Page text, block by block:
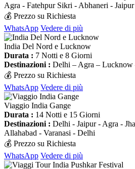
Agra - Fatehpur Sikri - Abhaneri -
💰 Prezzo su Richiesta
WhatsApp Vedere di più
India Del Nord e Lucknow
Durata : 7 Notti e 8 Giorni
Destinazioni : Delhi – Agra – Lucknow
💰 Prezzo su Richiesta
WhatsApp Vedere di più
Viaggio India Gange
Durata : 14 Notti e 15 Giorni
Destinazioni : Delhi - Jaipur - Agra -
Allahabad - Varanasi - Delhi
💰 Prezzo su Richiesta
WhatsApp Vedere di più